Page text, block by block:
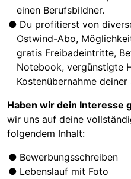
einen Berufsbildner.
Du profitierst von
Ostwind-Abo,
gratis Freibadeintritte,
Notebook, vergünstigte
Kostenübernahme deiner
Haben wir dein Interesse
wir uns auf deine
folgendem Inhalt:
Bewerbungsschreiben
Lebenslauf mit Foto